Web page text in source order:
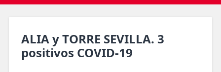
ALIA y TORRE SEVILLA. 3
positivos COVID-19